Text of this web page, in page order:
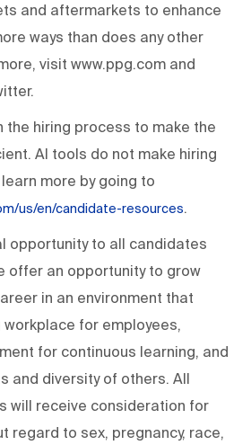
and aftermarkets to enhance
ways than does any other
visit www.ppg.com and
the hiring process to make the
AI tools do not make hiring
more by going to
us/en/candidate-resources.
opportunity to all candidates
offer an opportunity to grow
in an environment that
for employees,
for continuous learning, and
and diversity of others. All
will receive consideration for
regard to sex, pregnancy, race,